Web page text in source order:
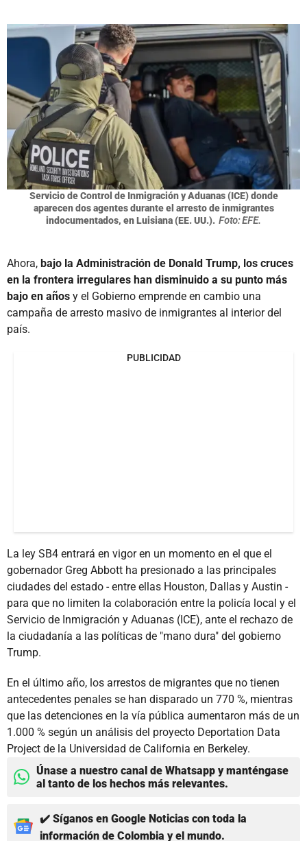
Servicio de Control de Inmigración y Aduanas (ICE) donde
aparecen dos agentes durante el arresto de inmigrantes
indocumentados, en Luisiana (EE. UU.). Foto: EFE.
Ahora, bajo la Administración de Donald Trump, los cruces
en la frontera irregulares han disminuido a su punto más
bajo en años y el Gobierno emprende en cambio una
campaña de arresto masivo de inmigrantes al interior del
país.
PUBLICIDAD
La ley SB4 entrará en vigor en un momento en el que el
gobernador Greg Abbott ha presionado a las principales
ciudades del estado - entre ellas Houston, Dallas y Austin -
para que no limiten la colaboración entre la policía local y el
Servicio de Inmigración y Aduanas (ICE), ante el rechazo de
la ciudadanía a las políticas de "mano dura" del gobierno
Trump.
En el último año, los arrestos de migrantes que no tienen
antecedentes penales se han disparado un 770 %, mientras
que las detenciones en la vía pública aumentaron más de un
1.000 % según un análisis del proyecto Deportation Data
Project de la Universidad de California en Berkeley.
Únase a nuestro canal de Whatsapp y manténgase
al tanto de los hechos más relevantes.
✔️ Síganos en Google Noticias con toda la
información de Colombia y el mundo.